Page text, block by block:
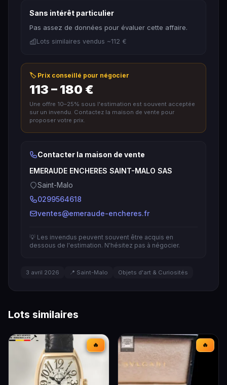
Sans intérêt particulier
Pas assez de données pour évaluer cette affaire.
Lots similaires vendus ~112 €
🏷️ Prix conseillé pour négocier
113 – 180 €
Une offre 10–25% sous l'estimation est souvent acceptée
sur un invendu. Contactez la maison de vente pour
proposer votre prix.
Contacter la maison de vente
EMERAUDE ENCHERES SAINT-MALO SAS
Saint-Malo
0299564618
ventes@emeraude-encheres.fr
💡 Les invendus peuvent souvent être acquis en
dessous de l'estimation. N'hésitez pas à négocier.
3 avril 2026 📍 Saint-Malo Objets d'art & Curiosités
Lots similaires
🔥 🔥